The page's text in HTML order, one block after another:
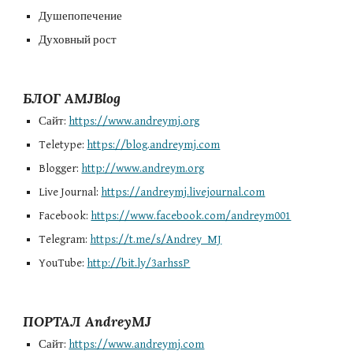
Душепопечение
Духовный рост
БЛОГ AMJBlog
Сайт: https://www.andreymj.org
Teletype: https://blog.andreymj.com
Blogger: http://www.andreym.org
Live Journal: https://andreymj.livejournal.com
Facebook: https://www.facebook.com/andreym001
Telegram: https://t.me/s/Andrey_MJ
YouTube: http://bit.ly/3arhssP
ПОРТАЛ AndreyMJ
Сайт: https://www.andreymj.com